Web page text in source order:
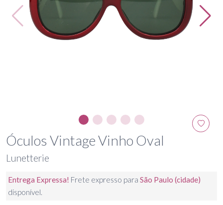
Óculos Vintage Vinho Oval
Lunetterie
Entrega Expressa! Frete expresso para São Paulo (cidade)
disponível.